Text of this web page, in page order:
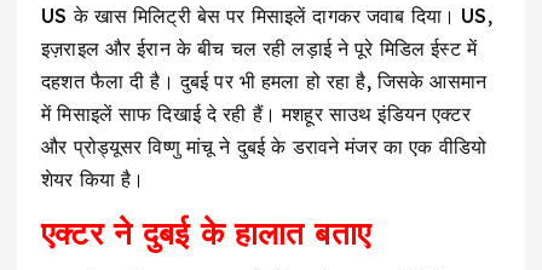
US के खास मिलिट्री बेस पर मिसाइलें दागकर जवाब दिया। US,
इज़राइल और ईरान के बीच चल रही लड़ाई ने पूरे मिडिल ईस्ट में
दहशत फैला दी है। दुबई पर भी हमला हो रहा है, जिसके आसमान
में मिसाइलें साफ दिखाई दे रही हैं। मशहूर साउथ इंडियन एक्टर
और प्रोड्यूसर विष्णु मांचू ने दुबई के डरावने मंजर का एक वीडियो
शेयर किया है।
एक्टर ने दुबई के हालात बताए